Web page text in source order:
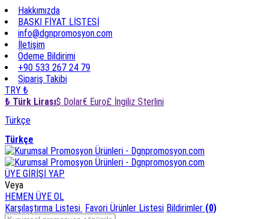
Hakkımızda
BASKI FİYAT LİSTESİ
info@dgnpromosyon.com
İletişim
Ödeme Bildirimi
+90 533 267 24 79
Sipariş Takibi
TRY ₺
₺ Türk Lirası$ Dolar€ Euro£ İngiliz Sterlini
Türkçe
Türkçe
ÜYE GİRİŞİ YAP
Veya
HEMEN ÜYE OL
Karşılaştırma Listesi Favori Ürünler Listesi Bildirimler (0)